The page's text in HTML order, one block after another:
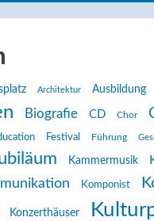
Architektur Ausbildung
Biografie CD Chor
Festival Führung
Kammermusik
Komponist
Konzerthäuser